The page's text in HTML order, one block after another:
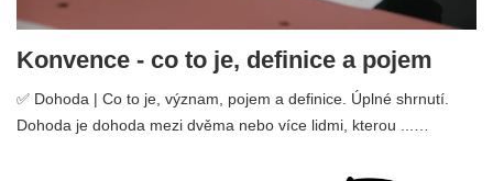
Konvence - co to je, definice a pojem
✅ Dohoda | Co to je, význam, pojem a definice. Úplné shrnutí.
Dohoda je dohoda mezi dvěma nebo více lidmi, kterou ...…